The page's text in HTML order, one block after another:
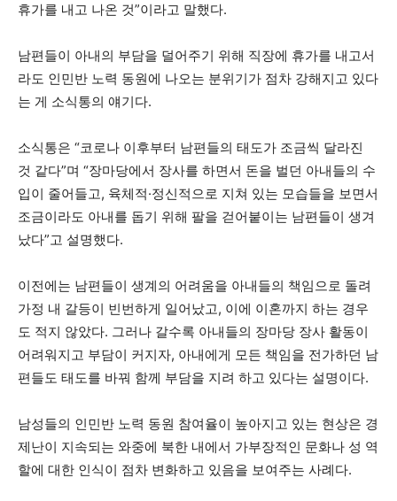
휴가를 내고 나온 것”이라고 말했다.
남편들이 아내의 부담을 덜어주기 위해 직장에 휴가를 내고서
라도 인민반 노력 동원에 나오는 분위기가 점차 강해지고 있다
는 게 소식통의 얘기다.
소식통은 “코로나 이후부터 남편들의 태도가 조금씩 달라진
것 같다”며 “장마당에서 장사를 하면서 돈을 벌던 아내들의 수
입이 줄어들고, 육체적·정신적으로 지쳐 있는 모습들을 보면서
조금이라도 아내를 돕기 위해 팔을 걷어붙이는 남편들이 생겨
났다”고 설명했다.
이전에는 남편들이 생계의 어려움을 아내들의 책임으로 돌려
가정 내 갈등이 빈번하게 일어났고, 이에 이혼까지 하는 경우
도 적지 않았다. 그러나 갈수록 아내들의 장마당 장사 활동이
어려워지고 부담이 커지자, 아내에게 모든 책임을 전가하던 남
편들도 태도를 바꿔 함께 부담을 지려 하고 있다는 설명이다.
남성들의 인민반 노력 동원 참여율이 높아지고 있는 현상은 경
제난이 지속되는 와중에 북한 내에서 가부장적인 문화나 성 역
할에 대한 인식이 점차 변화하고 있음을 보여주는 사례다.